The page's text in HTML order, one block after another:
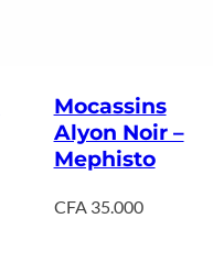
Mocassins
Alyon Noir –
Mephisto
CFA 35.000